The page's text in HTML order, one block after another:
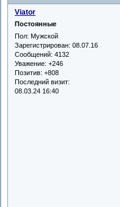
Viator
Постоянные
Пол: Мужской
Зарегистрирован: 08.07.16
Сообщений: 4132
Уважение: +246
Позитив: +808
Последний визит:
08.03.24 16:40